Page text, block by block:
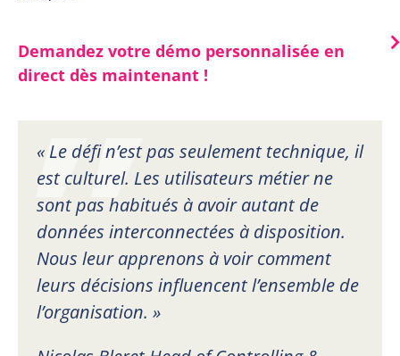
Demandez votre démo personnalisée en
direct dès maintenant !
« Le défi n’est pas seulement technique, il
est culturel. Les utilisateurs métier ne
sont pas habitués à avoir autant de
données interconnectées à disposition.
Nous leur apprenons à voir comment
leurs décisions influencent l’ensemble de
l’organisation. »